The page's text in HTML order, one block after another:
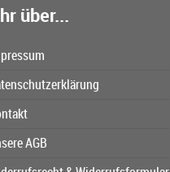
über...
AGB